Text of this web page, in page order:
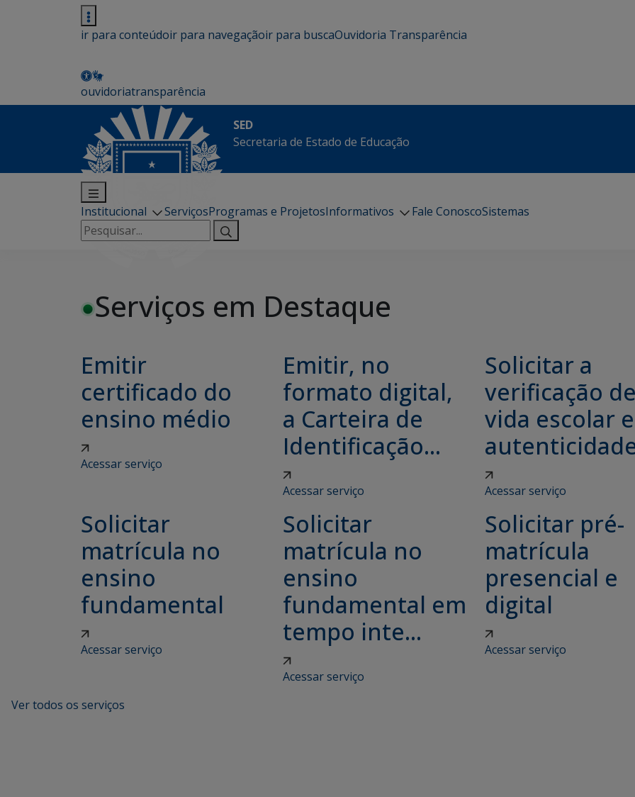
ir para conteúdoir para navegaçãoir para buscaOuvidoria Transparência
ouvidoriatransparência
SED
Secretaria de Estado de Educação
Institucional ServiçosProgramas e ProjetosInformativos Fale ConoscoSistemas
Pesquisar
por:
Serviços em Destaque
Emitir
certificado do
ensino médio
Acessar serviço
Emitir, no
formato digital,
a Carteira de
Identificação...
Acessar serviço
Solicitar a
verificação de
vida escolar e
Acessar serviço
Solicitar
matrícula no
ensino
fundamental
Acessar serviço
Solicitar
matrícula no
ensino
fundamental em
tempo inte...
Acessar serviço
Solicitar pré-
matrícula
presencial e
digital
Acessar serviço
Ver todos os serviços